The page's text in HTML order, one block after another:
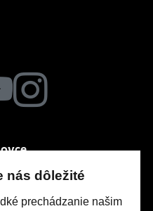
nás dôležité
prechádzanie našim